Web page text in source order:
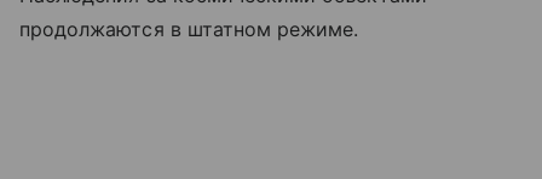
продолжаются в штатном режиме.